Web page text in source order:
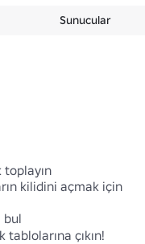
Sunucular
kilidini açmak için
bul
çıkın!